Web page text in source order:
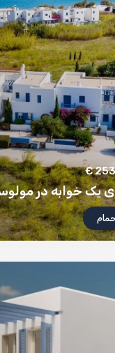
یک خوابه در